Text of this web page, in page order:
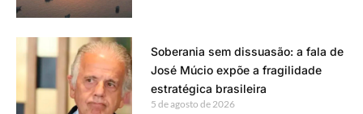
Soberania sem dissuasão: a fala de
José Múcio expõe a fragilidade
estratégica brasileira
5 de agosto de 2026